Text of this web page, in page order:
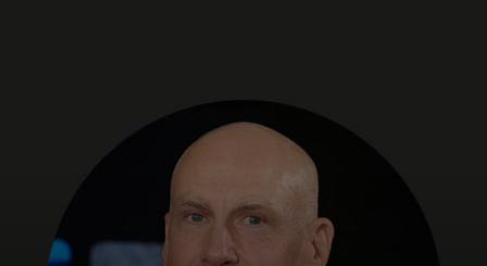
Pre svet
Pre inovátorov